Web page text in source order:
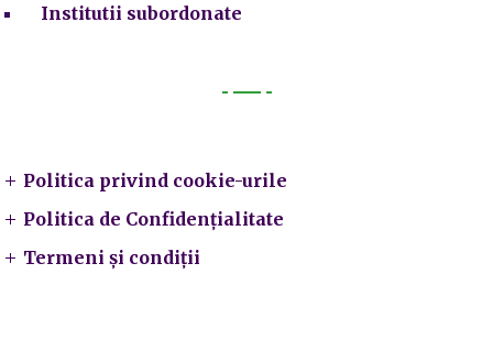
Institutii subordonate
Politica privind cookie-urile
Politica de Confidențialitate
Termeni și condiții